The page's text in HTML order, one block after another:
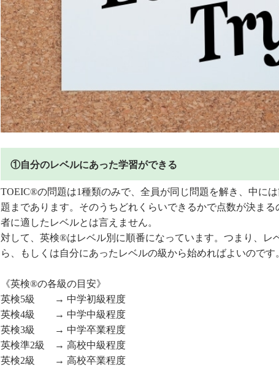
①自分のレベルにあった学習ができる
TOEIC®の問題は1種類のみで、全員が同じ問題を解き、中に
題まであります。そのうちどれくらいできるかで点数が決ま
者に適したレベルとは言えません。
対して、英検®はレベル別に順番になっています。つまり、レ
ら、もしくは自分にあったレベルの級から始めればよいのです
《英検®の各級の目安》
英検5級 → 中学初級程度
英検4級 → 中学中級程度
英検3級 → 中学卒業程度
英検準2級 → 高校中級程度
英検2級 → 高校卒業程度